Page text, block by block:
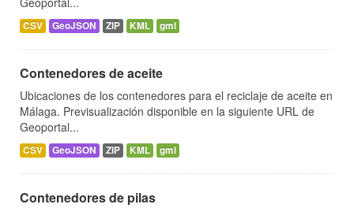
CSV GeoJSON ZIP KML gml
Contenedores de aceite
Ubicaciones de los contenedores para el reciclaje de aceite en
Málaga. Previsualización disponible en la siguiente URL de
Geoportal...
CSV GeoJSON ZIP KML gml
Contenedores de pilas